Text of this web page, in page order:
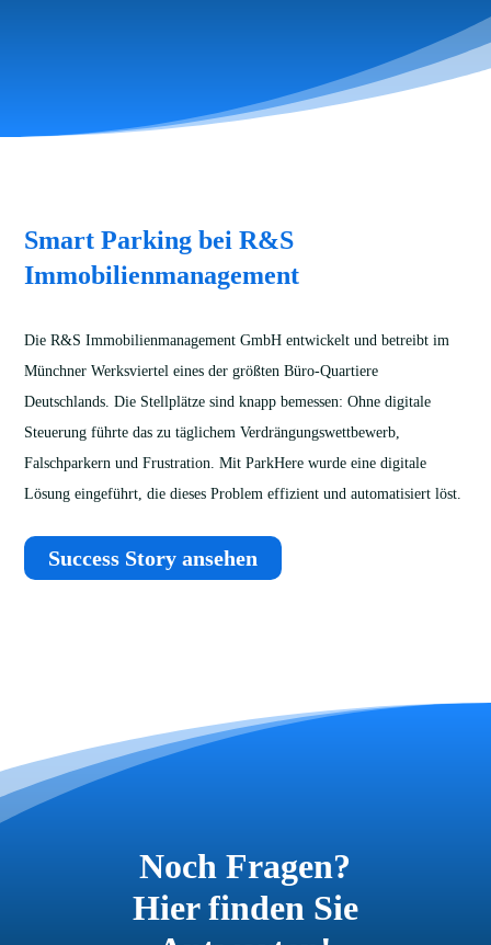
Smart Parking bei R&S
Immobilienmanagement
Die R&S Immobilienmanagement GmbH entwickelt und betreibt im
Münchner Werksviertel eines der größten Büro-Quartiere
Deutschlands. Die Stellplätze sind knapp bemessen: Ohne digitale
Steuerung führte das zu täglichem Verdrängungswettbewerb,
Falschparkern und Frustration. Mit ParkHere wurde eine digitale
Lösung eingeführt, die dieses Problem effizient und automatisiert löst.
Success Story ansehen
Noch Fragen?
Hier finden Sie